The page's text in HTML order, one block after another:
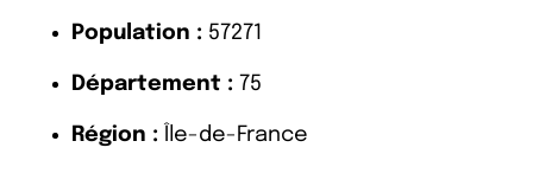
Population : 57271
Département : 75
Région : Île-de-France